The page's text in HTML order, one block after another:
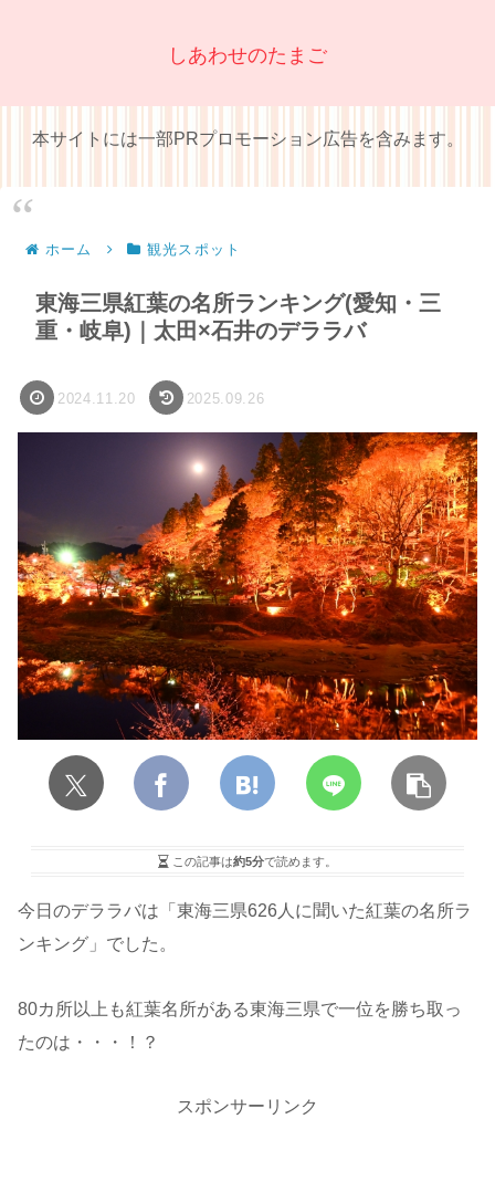
しあわせのたまご
本サイトには一部PRプロモーション広告を含みます。
ホーム 観光スポット
東海三県紅葉の名所ランキング(愛知・三
重・岐阜)｜太田×石井のデララバ
2024.11.20 2025.09.26
この記事は約5分で読めます。
今日のデララバは「東海三県626人に聞いた紅葉の名所ラ
ンキング」でした。
80カ所以上も紅葉名所がある東海三県で一位を勝ち取っ
たのは・・・！？
スポンサーリンク